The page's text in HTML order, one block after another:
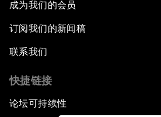
成为我们的会员
订阅我们的新闻稿
联系我们
快捷链接
论坛可持续性